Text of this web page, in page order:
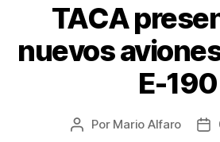
TACA
nuevos
E-190
Autor
Por Mario Alfaro